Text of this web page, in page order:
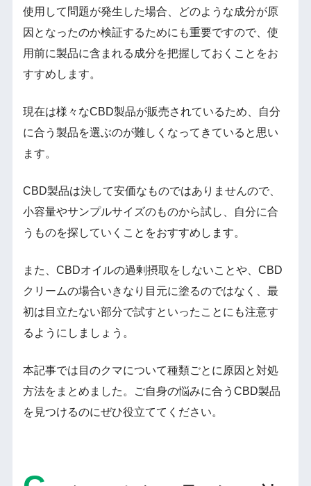
使用して問題が発生した場合、どのような成分が原
因となったのか検証するためにも重要ですので、使
用前に製品に含まれる成分を把握しておくことをお
すすめします。
現在は様々なCBD製品が販売されているため、自分
に合う製品を選ぶのが難しくなってきていると思い
ます。
CBD製品は決して安価なものではありませんので、
小容量やサンプルサイズのものから試し、自分に合
うものを探していくことをおすすめします。
また、CBDオイルの過剰摂取をしないことや、CBD
クリームの場合いきなり目元に塗るのではなく、最
初は目立たない部分で試すといったことにも注意す
るようにしましょう。
本記事では目のクマについて種類ごとに原因と対処
方法をまとめました。ご自身の悩みに合うCBD製品
を見つけるのにぜひ役立ててください。